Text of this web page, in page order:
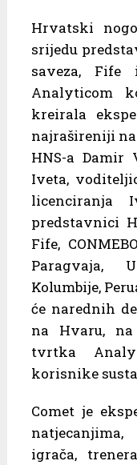
Hrvatski
srijedu
saveza, Fife
Analyticom
kreirala
najrašireniji
HNS-a
Iveta,
licenciranja
predstavnici
Fife,
Paragvaja,
Kolumbije,
će narednih
na Hvaru,
tvrtka
korisnike
Comet je
igrača,